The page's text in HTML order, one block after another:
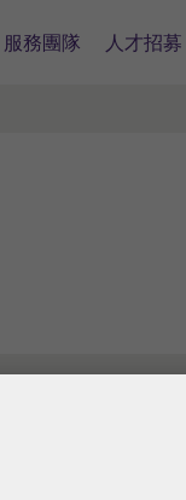
服務團隊 人才招募